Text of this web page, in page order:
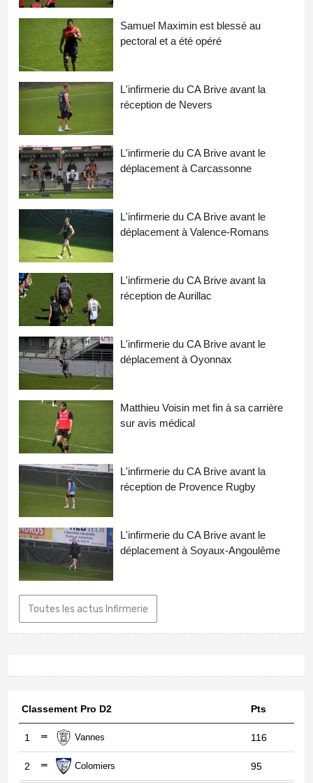
Samuel Maximin est blessé au
pectoral et a été opéré
L'infirmerie du CA Brive avant la
réception de Nevers
L'infirmerie du CA Brive avant le
déplacement à Carcassonne
L'infirmerie du CA Brive avant le
déplacement à Valence-Romans
L'infirmerie du CA Brive avant la
réception de Aurillac
L'infirmerie du CA Brive avant le
déplacement à Oyonnax
Matthieu Voisin met fin à sa carrière
sur avis médical
L'infirmerie du CA Brive avant la
réception de Provence Rugby
L'infirmerie du CA Brive avant le
déplacement à Soyaux-Angoulême
Toutes les actus Infirmerie
Classement Pro D2 Pts
1 Vannes 116
2 Colomiers 95